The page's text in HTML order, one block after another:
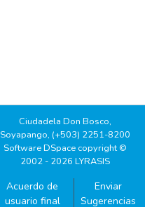
Ciudadela Don Bosco,
Soyapango, (+503) 2251-8200
Software DSpace copyright ©
2002 - 2026 LYRASIS
Acuerdo de
usuario final
Enviar
Sugerencias